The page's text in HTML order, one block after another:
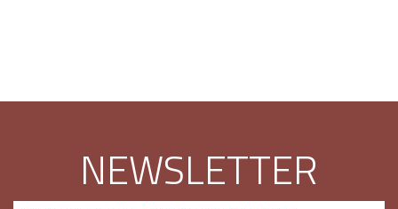
NEWSLETTER